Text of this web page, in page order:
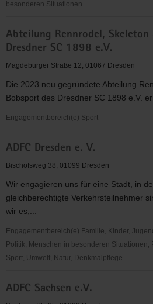
besonderen Situationen
-
Alphabetisierung,
Bildung,
in
Dresden
e.V.
Abteilung Rennrodel, Skeleton
Dresdner SC 1898 e.V.
Magdeburger Straße 12, 01067 Dresden
Die 2023 neu gegründete Abteilung
Bobsport des Dresdner SC 1898 e.V.
Engagementbereich(e) Sport
Rennrodel,
Skeleton
Bobsport
des
Dresdner
SC
1898
e.V.
ADFC Dresden e. V.
Bischofsweg 38, 01099 Dresden
Wir engagieren uns für eine Stadt, in
gleichberechtigte Verkehrsteilnehmer
wir es,...
Engagementbereich(e) Familie, Kinder,
Politik, Menschen in besonderen Situationen,
Sport, Umwelt, Natur, Denkmalpflege
Dresden
ADFC Sachsen e.V.